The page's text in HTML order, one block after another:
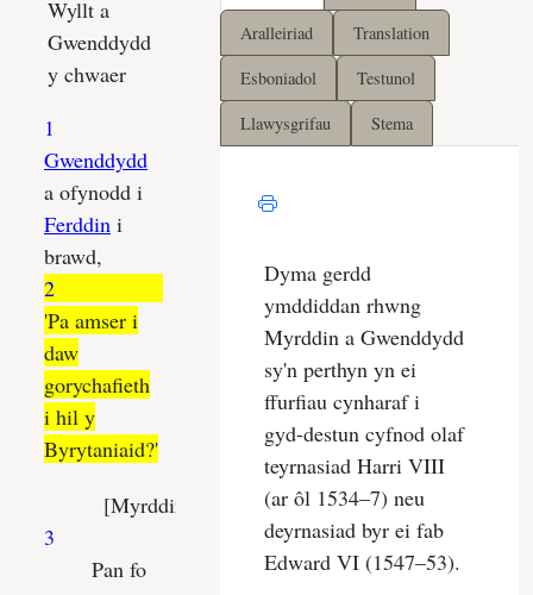
Aralleiriad
Translation
Esboniadol
Testunol
Llawysgrifau
Stema